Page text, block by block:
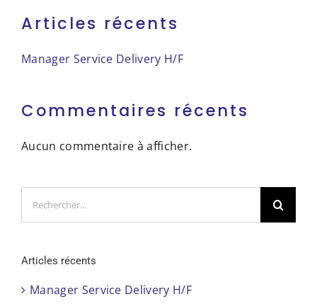
Articles récents
Manager Service Delivery H/F
Commentaires récents
Aucun commentaire à afficher.
Articles récents
Manager Service Delivery H/F